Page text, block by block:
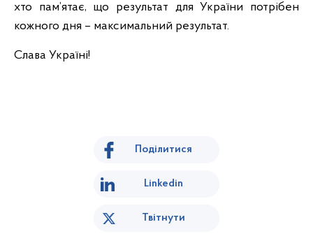
хто пам’ятає, що результат для України потрібен
кожного дня – максимальний результат.
Слава Україні!
Поділитися
Linkedin
Твітнути